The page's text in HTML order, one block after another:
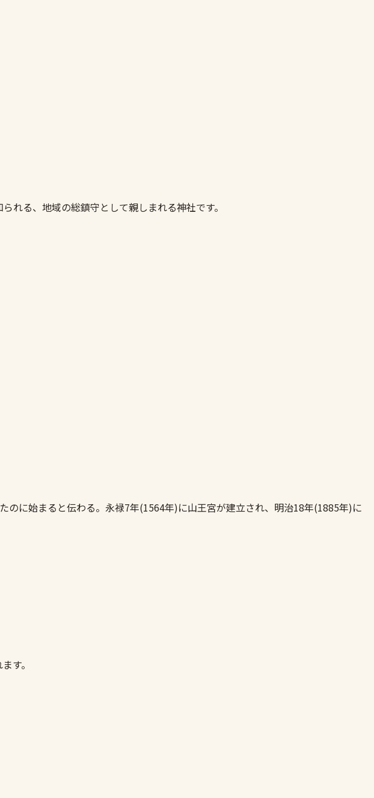
れる、地域の総鎮守として親しまれる神社です。
に始まると伝わる。永禄7年(1564年)に山王宮が建立され、明治18年(1885年)に
す。